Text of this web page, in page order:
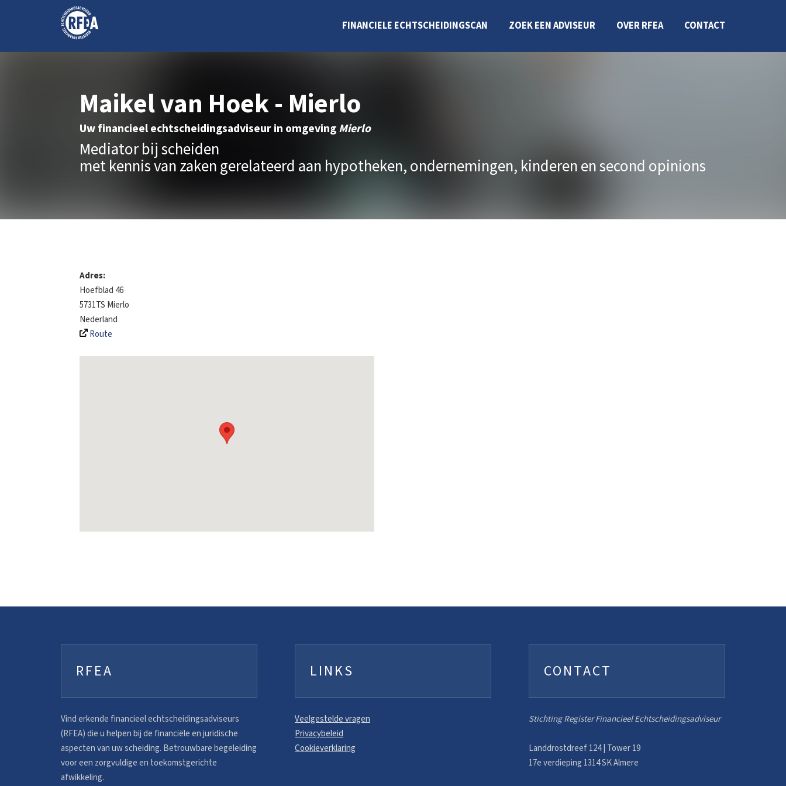
FINANCIELE ECHTSCHEIDINGSCAN ZOEK EEN ADVISEUR OVER RFEA CONTACT
Maikel van Hoek - Mierlo
Uw financieel echtscheidingsadviseur in omgevingMierlo
Mediator bij scheiden
met kennis van zaken gerelateerd aan hypotheken, ondernemingen, kinderen en second opinions
Adres:
Hoefblad 46
5731TS Mierlo
Nederland
Route
RFEA
Vind erkende financieel echtscheidingsadviseurs
(RFEA) die u helpen bij de financiële en juridische
aspecten van uw scheiding. Betrouwbare begeleiding
voor een zorgvuldige en toekomstgerichte
afwikkeling.
LINKS
Veelgestelde vragen
Privacybeleid
Cookieverklaring
CONTACT
Stichting Register Financieel Echtscheidingsadviseur
Landdrostdreef 124 | Tower 19
17e verdieping 1314 SK Almere